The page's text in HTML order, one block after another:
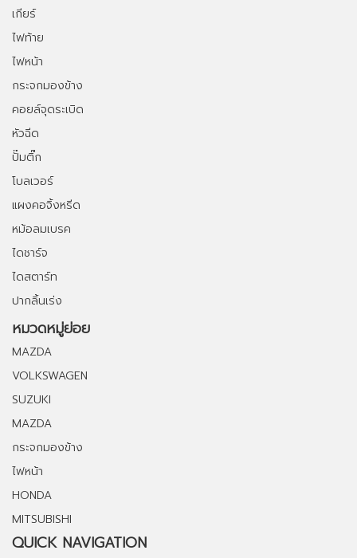
เกียร์
ไฟท้าย
ไฟหน้า
กระจกมองข้าง
คอยล์จุดระเบิด
หัวฉีด
ปั๊มติ๊ก
โบลเวอร์
แผงคอจิ้งหรีด
หม้อลมเบรค
ไดชาร์จ
ไดสตาร์ท
ปากลิ้นเร่ง
หมวดหมู่ย่อย
MAZDA
VOLKSWAGEN
SUZUKI
MAZDA
กระจกมองข้าง
ไฟหน้า
HONDA
MITSUBISHI
QUICK NAVIGATION